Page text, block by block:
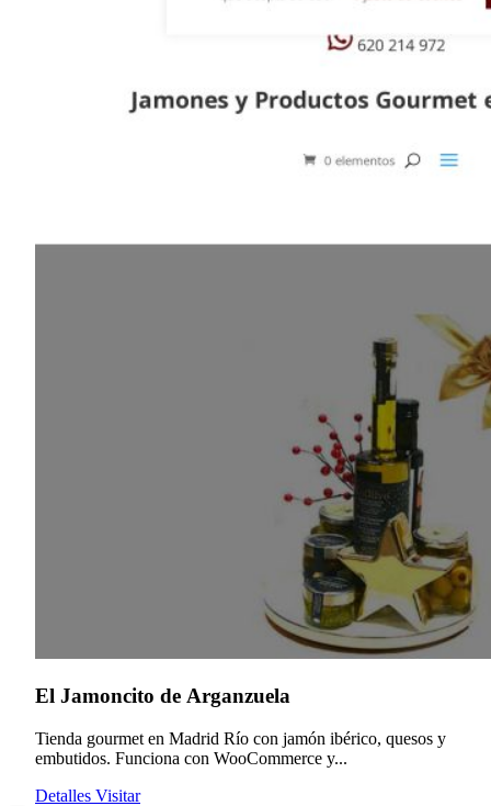
El Jamoncito de Arganzuela
Tienda gourmet en Madrid Río con jamón ibérico, quesos y
embutidos. Funciona con WooCommerce y...
Detalles Visitar